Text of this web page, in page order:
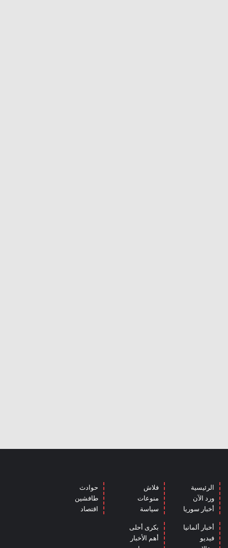
الرئيسية
ورد الآن
أخبار سوريا
فلاش
منوعات
سياسة
حوادث
طافشين
اقتصاد
أخبار ألمانيا
فيديو
بكرى أحلى
أهم الأخبار